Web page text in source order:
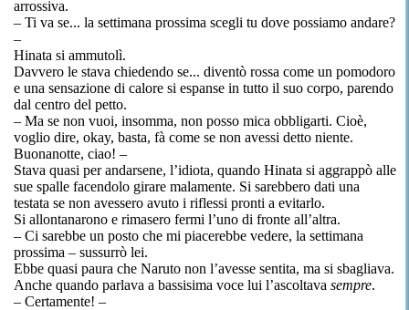
arrossiva.
– Ti va se... la settimana prossima scegli tu dove possiamo andare?
–
Hinata si ammutolì.
Davvero le stava chiedendo se... diventò rossa come un pomodoro
e una sensazione di calore si espanse in tutto il suo corpo, parendo
dal centro del petto.
– Ma se non vuoi, insomma, non posso mica obbligarti. Cioè,
voglio dire, okay, basta, fà come se non avessi detto niente.
Buonanotte, ciao! –
Stava quasi per andarsene, l’idiota, quando Hinata si aggrappò alle
sue spalle facendolo girare malamente. Si sarebbero dati una
testata se non avessero avuto i riflessi pronti a evitarlo.
Si allontanarono e rimasero fermi l’uno di fronte all’altra.
– Ci sarebbe un posto che mi piacerebbe vedere, la settimana
prossima – sussurrò lei.
Ebbe quasi paura che Naruto non l’avesse sentita, ma si sbagliava.
Anche quando parlava a bassisima voce lui l’ascoltava sempre.
– Certamente! –